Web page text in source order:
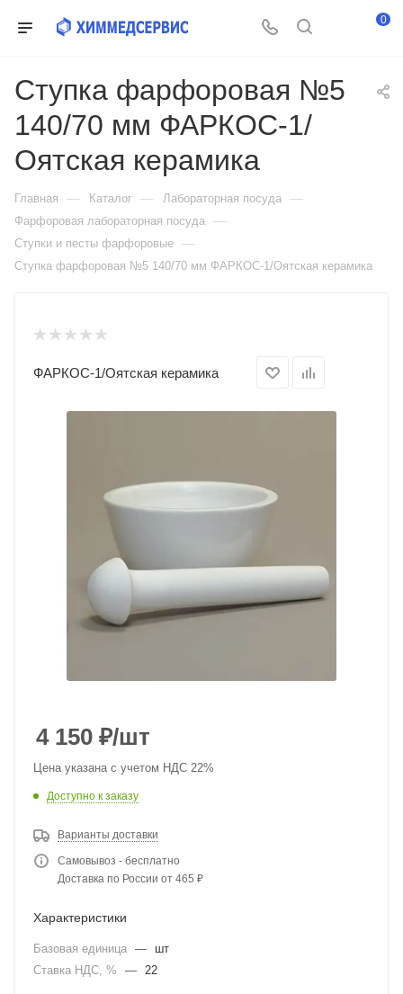
0
Ступка фарфоровая №5
140/70 мм ФАРКОС-1/
Оятская керамика
Главная — Каталог — Лабораторная посуда —
Фарфоровая лабораторная посуда —
Ступки и песты фарфоровые —
Ступка фарфоровая №5 140/70 мм ФАРКОС-1/Оятская керамика
ФАРКОС‐1/Оятская керамика
4 150 ₽/шт
Цена указана с учетом НДС 22%
Доступно к заказу
Варианты доставки
Самовывоз - бесплатно
Доставка по России от 465 ₽
Характеристики
Базовая единица —
шт
Ставка НДС, %
— 22